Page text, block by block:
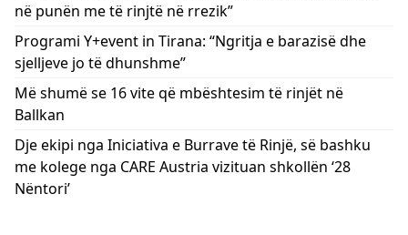
në punën me të rinjtë në rrezik”
Programi Y+event in Tirana: “Ngritja e barazisë dhe
sjelljeve jo të dhunshme”
Më shumë se 16 vite që mbështesim të rinjët në
Ballkan
Dje ekipi nga Iniciativa e Burrave të Rinjë, së bashku
me kolege nga CARE Austria vizituan shkollën ‘28
Nëntori’